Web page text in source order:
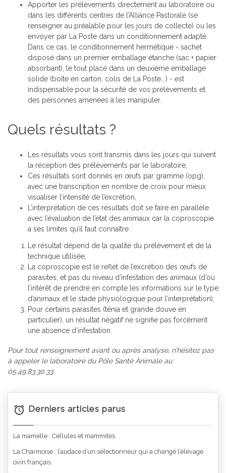
Apporter les prélèvements directement au laboratoire ou
dans les différents centres de l’Alliance Pastorale (se
renseigner au préalable pour les jours de collecte) ou les
envoyer par La Poste dans un conditionnement adapté.
Dans ce cas, le conditionnement hermétique - sachet
disposé dans un premier emballage étanche (sac + papier
absorbant), le tout placé dans un deuxième emballage
solide (boîte en carton, colis de La Poste...) - est
indispensable pour la sécurité de vos prélèvements et
des personnes amenées à les manipuler.
Quels résultats ?
Les résultats vous sont transmis dans les jours qui suivent
la réception des prélèvements par le laboratoire,
Ces résultats sont donnés en œufs par gramme (opg),
avec une transcription en nombre de croix pour mieux
visualiser l’intensité de l’excrétion,
L’interprétation de ces résultats doit se faire en parallèle
avec l’évaluation de l’état des animaux car la coproscopie
a ses limites qu’il faut connaître :
Le résultat dépend de la qualité du prélèvement et de la
technique utilisée,
La coproscopie est le reflet de l’excrétion des œufs de
parasites, et pas du niveau d’infestation des animaux (d’où
l’intérêt de prendre en compte les informations sur le type
d’animaux et le stade physiologique pour l’interprétation),
Pour certains parasites (ténia et grande douve en
particulier), un résultat négatif ne signifie pas forcément
une absence d’infestation.
Pour tout renseignement avant ou après analyse, n’hésitez pas
à appeler le laboratoire du Pôle Santé Animale au
05.49.83.30.33.
Derniers articles parus
La mamelle : Cellules et mammites
La Charmoise : l’audace d’un sélectionneur qui a changé l’élevage
ovin français